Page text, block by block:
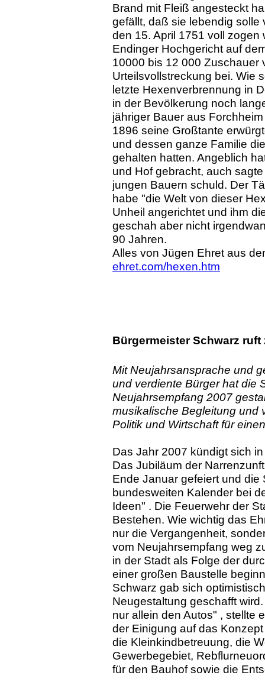
Brand mit Fleiß angesteckt
gefällt, daß sie lebendig
den 15. April 1751 voll
Endinger Hochgericht auf
10000 bis 12 000 Zuschauer
Urteilsvollstreckung bei. Wie
letzte Hexenverbrennung in
in der Bevölkerung noch
jähriger Bauer aus
1896 seine Großtante
und dessen ganze Familie
gehalten hatten. Angeblich
und Hof gebracht, auch
jungen Bauern schuld. Der
habe "die Welt von dieser
Unheil angerichtet und ihm
geschah aber nicht
90 Jahren.
Alles von Jügen Ehret aus
ehret.com/hexen.htm
Bürgermeister Schwarz
Mit Neujahrsansprache und
und verdiente Bürger hat die
Neujahrsempfang 2007
musikalische Begleitung und
Politik und Wirtschaft für
Das Jahr 2007 kündigt sich
Das Jubiläum der
Ende Januar gefeiert und
bundesweiten Kalender bei
Ideen" . Die Feuerwehr der
Bestehen. Wie wichtig das
nur die Vergangenheit,
vom Neujahrsempfang weg
in der Stadt als Folge der
einer großen Baustelle
Schwarz gab sich
Neugestaltung geschafft
nur allein den Autos" , stellte
der Einigung auf das
die Kleinkindbetreuung, die
Gewerbegebiet,
für den Bauhof sowie die